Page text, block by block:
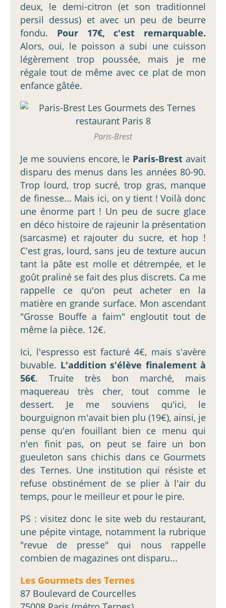
deux, le demi-citron (et son traditionnel
persil dessus) et avec un peu de beurre
fondu. Pour 17€, c'est remarquable.
Alors, oui, le poisson a subi une cuisson
légèrement trop poussée, mais je me
régale tout de même avec ce plat de mon
enfance gâtée.
Paris-Brest
Je me souviens encore, le Paris-Brest avait
disparu des menus dans les années 80-90.
Trop lourd, trop sucré, trop gras, manque
de finesse... Mais ici, on y tient ! Voilà donc
une énorme part ! Un peu de sucre glace
en déco histoire de rajeunir la présentation
(sarcasme) et rajouter du sucre, et hop !
C'est gras, lourd, sans jeu de texture aucun
tant la pâte est molle et détrempée, et le
goût praliné se fait des plus discrets. Ca me
rappelle ce qu'on peut acheter en la
matière en grande surface. Mon ascendant
"Grosse Bouffe a faim" engloutit tout de
même la pièce. 12€.
Ici, l'espresso est facturé 4€, mais s'avère
buvable. L'addition s'élève finalement à
56€. Truite très bon marché, mais
maquereau très cher, tout comme le
dessert. Je me souviens qu'ici, le
bourguignon m'avait bien plu (19€), ainsi, je
pense qu'en fouillant bien ce menu qui
n'en finit pas, on peut se faire un bon
gueuleton sans chichis dans ce Gourmets
des Ternes. Une institution qui résiste et
refuse obstinément de se plier à l'air du
temps, pour le meilleur et pour le pire.
PS : visitez donc le site web du restaurant,
une pépite vintage, notamment la rubrique
"revue de presse" qui nous rappelle
combien de magazines ont disparu...
Les Gourmets des Ternes
87 Boulevard de Courcelles